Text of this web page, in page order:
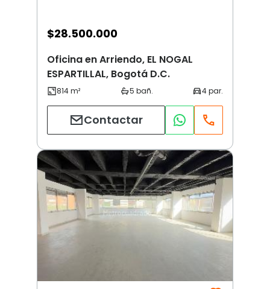
$28.500.000
Oficina en Arriendo, EL NOGAL
ESPARTILLAL, Bogotá D.C.
Contactar